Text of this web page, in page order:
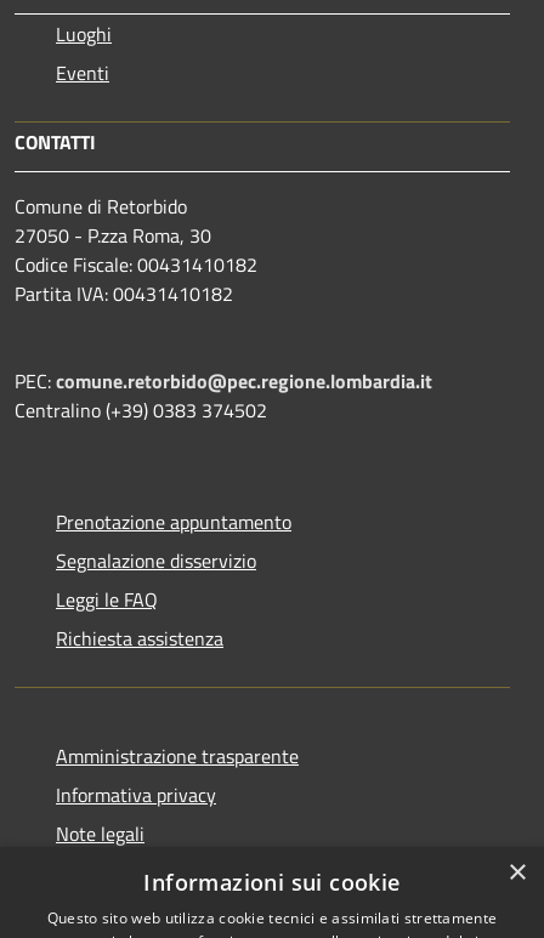
Luoghi
Eventi
CONTATTI
Comune di Retorbido
27050 - P.zza Roma, 30
Codice Fiscale: 00431410182
Partita IVA: 00431410182
PEC:comune.retorbido@pec.regione.lombardia.it
Centralino (+39) 0383 374502
Prenotazione appuntamento
Segnalazione disservizio
Leggi le FAQ
Richiesta assistenza
Amministrazione trasparente
Informativa privacy
Note legali
Dichiarazione di accessibilità
×
Informazioni sui cookie
Questo sito web utilizza cookie tecnici e assimilati strettamente